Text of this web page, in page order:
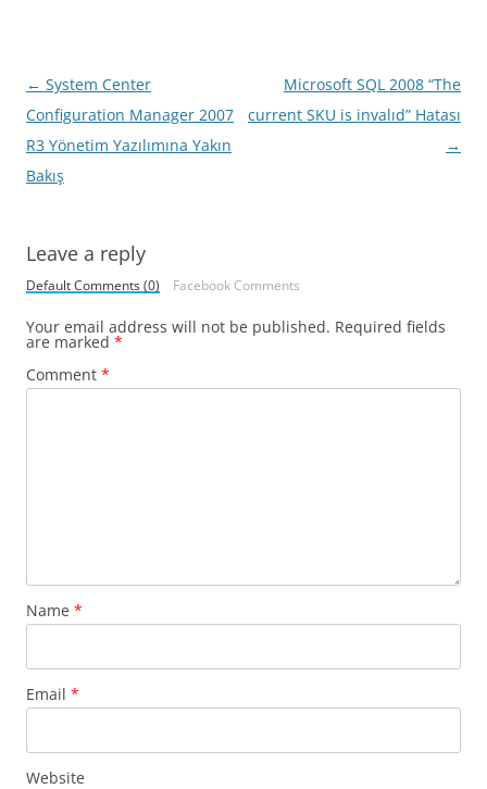
Post
navigation
← System Center
Configuration Manager 2007
R3 Yönetim Yazılımına Yakın
Bakış
Microsoft SQL 2008 “The
current SKU is invalıd” Hatası
→
Leave a reply
Default Comments (0) Facebook Comments
Your email address will not be published. Required fields
are marked *
Comment *
Name *
Email *
Website